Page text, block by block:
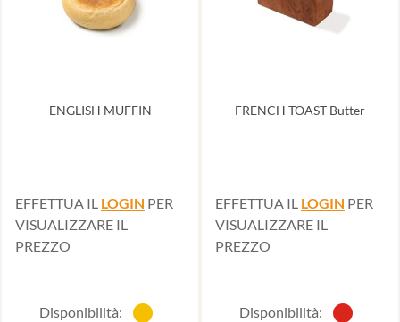
ENGLISH MUFFIN
EFFETTUA IL LOGIN PER
VISUALIZZARE IL
PREZZO
Disponibilità:
FRENCH TOAST Butter
EFFETTUA IL LOGIN PER
VISUALIZZARE IL
PREZZO
Disponibilità: